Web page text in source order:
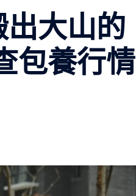
大山的
包養行情